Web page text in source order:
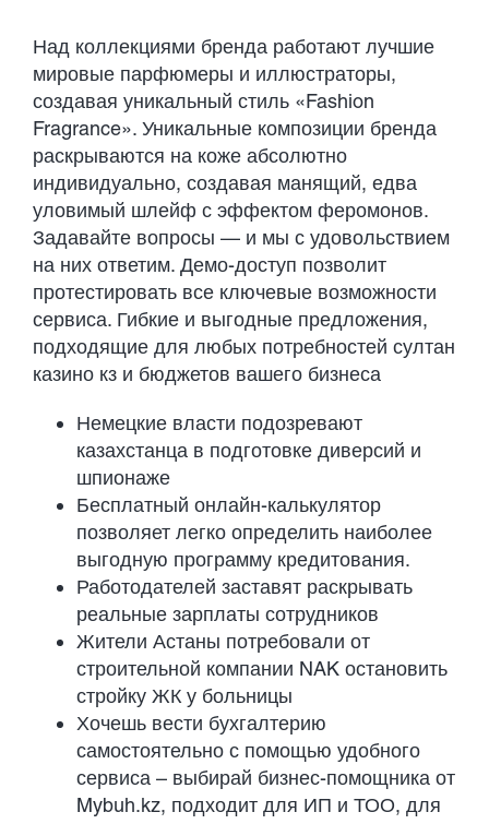
Над коллекциями бренда работают лучшие
мировые парфюмеры и иллюстраторы,
создавая уникальный стиль «Fashion
Fragrance». Уникальные композиции бренда
раскрываются на коже абсолютно
индивидуально, создавая манящий, едва
уловимый шлейф с эффектом феромонов.
Задавайте вопросы — и мы с удовольствием
на них ответим. Демо-доступ позволит
протестировать все ключевые возможности
сервиса. Гибкие и выгодные предложения,
подходящие для любых потребностей султан
казино кз и бюджетов вашего бизнеса
Немецкие власти подозревают
казахстанца в подготовке диверсий и
шпионаже
Бесплатный онлайн-калькулятор
позволяет легко определить наиболее
выгодную программу кредитования.
Работодателей заставят раскрывать
реальные зарплаты сотрудников
Жители Астаны потребовали от
строительной компании NAK остановить
стройку ЖК у больницы
Хочешь вести бухгалтерию
самостоятельно с помощью удобного
сервиса – выбирай бизнес-помощника от
Mybuh.kz, подходит для ИП и ТОО, для